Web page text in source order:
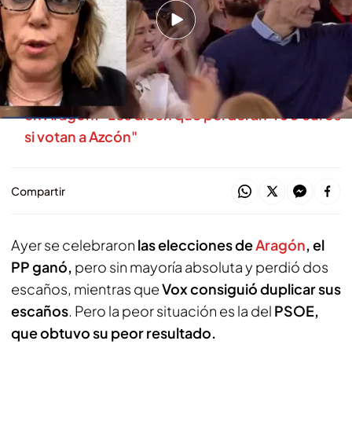
Susana Díaz reconoce el mal resultado del
PSOE en Aragón y reclama autocrítica
El PP acusa al PSOE de alarmar a pensionistas
en Aragón: "Les dicen que perderán 400 euros
si votan a Azcón"
Compartir
Ayer se celebraron las elecciones deAragón, el
PP ganó, pero sin mayoría absoluta y perdió dos
escaños, mientras queVox consiguió duplicar sus
escaños. Pero la peor situación es la del PSOE,
que obtuvo su peor resultado.